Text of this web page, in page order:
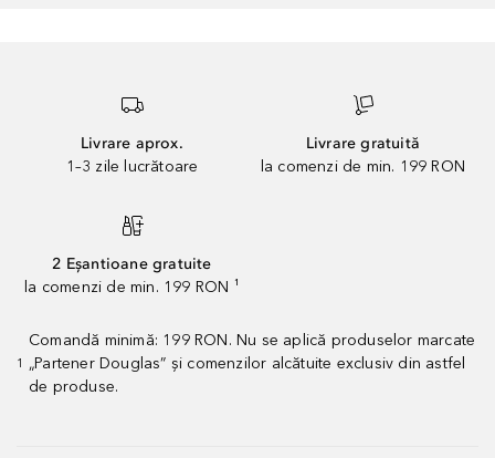
Livrare aprox.
1–3 zile lucrătoare
Livrare gratuită
la comenzi de min. 199 RON
2 Eșantioane gratuite
la comenzi de min. 199 RON ¹
1
Comandă minimă: 199 RON. Nu se aplică produselor marcate
„Partener Douglas” și comenzilor alcătuite exclusiv din astfel
de produse.